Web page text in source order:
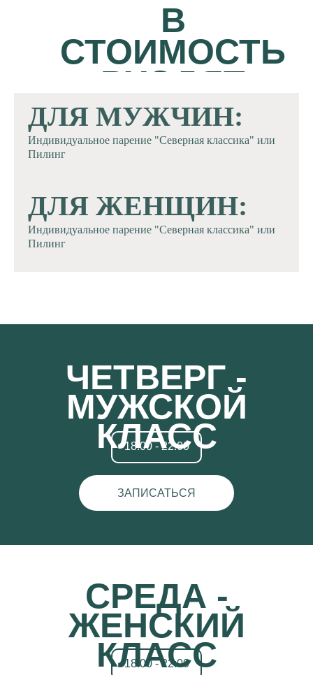
В
СТОИМОСТЬ
ВХОДЯТ
ПАРЕНИЯ
ДЛЯ МУЖЧИН:
Индивидуальное парение "Северная классика" или
Пилинг
ДЛЯ ЖЕНЩИН:
Индивидуальное парение "Северная классика" или
Пилинг
ЧЕТВЕРГ -
МУЖСКОЙ
КЛАСС
ЗАПИСАТЬСЯ
18:00 - 22:00
СРЕДА -
ЖЕНСКИЙ
КЛАСС
18:00 - 22:00